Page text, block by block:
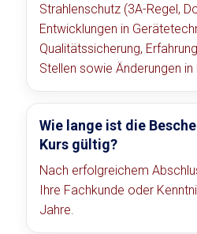
Strahlenschutz (3A-Regel,
Entwicklungen in
Qualitätssicherung,
Stellen sowie Änderungen in
Wie lange ist die
Kurs gültig?
Nach erfolgreichem
Ihre Fachkunde oder
Jahre.